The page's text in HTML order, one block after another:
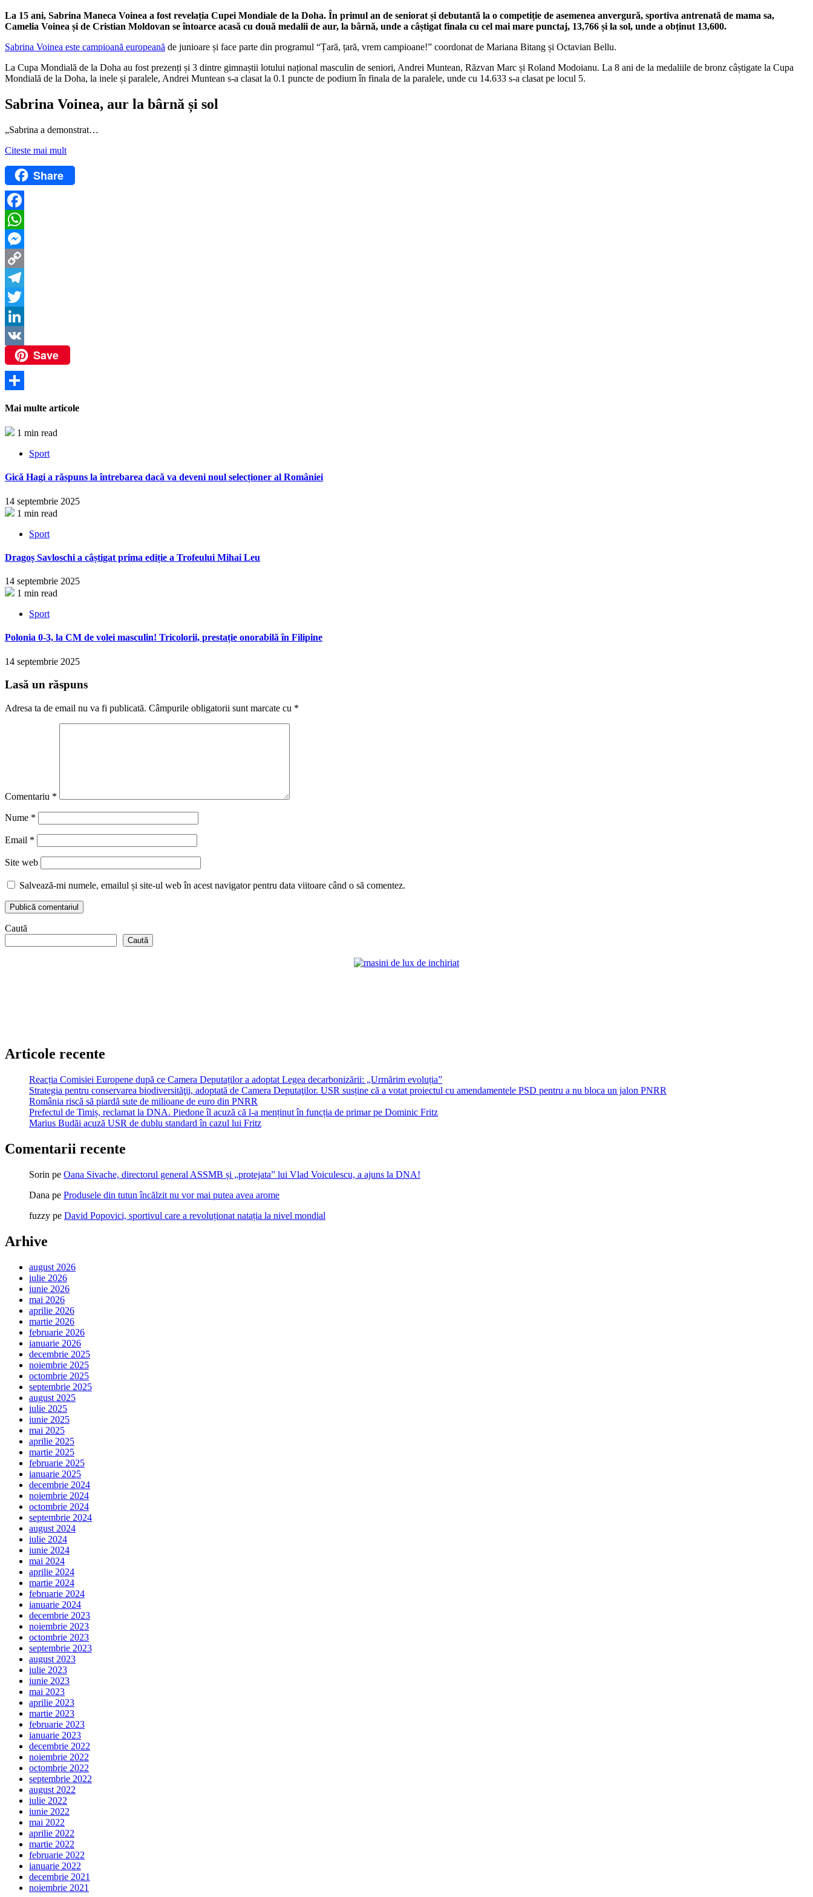
La 15 ani, Sabrina Maneca Voinea a fost revelația Cupei Mondiale de la Doha. În primul an de seniorat și debutantă la o competiție de asemenea anvergură, sportiva antrenată de mama sa,
Camelia Voinea și de Cristian Moldovan se întoarce acasă cu două medalii de aur, la bârnă, unde a câștigat finala cu cel mai mare punctaj, 13,766 și la sol, unde a obținut 13,600.
Sabrina Voinea este campioană europeană de junioare și face parte din programul “Țară, țară, vrem campioane!” coordonat de Mariana Bitang și Octavian Bellu.
La Cupa Mondială de la Doha au fost prezenți și 3 dintre gimnaștii lotului național masculin de seniori, Andrei Muntean, Răzvan Marc și Roland Modoianu. La 8 ani de la medaliile de bronz câștigate la Cupa
Mondială de la Doha, la inele și paralele, Andrei Muntean s-a clasat la 0.1 puncte de podium în finala de la paralele, unde cu 14.633 s-a clasat pe locul 5.
Sabrina Voinea, aur la bârnă și sol
„Sabrina a demonstrat…
Citeste mai mult
Share
Facebook
WhatsApp
Messenger
Copy
Link
Telegram
Twitter
LinkedIn
VK
Save
Mai multe articole
1 min read
Sport
Gică Hagi a răspuns la întrebarea dacă va deveni noul selecționer al României
14 septembrie 2025
1 min read
Sport
Dragoș Savloschi a câștigat prima ediție a Trofeului Mihai Leu
14 septembrie 2025
1 min read
Sport
Polonia 0-3, la CM de volei masculin! Tricolorii, prestație onorabilă în Filipine
14 septembrie 2025
Lasă un răspuns
Adresa ta de email nu va fi publicată. Câmpurile obligatorii sunt marcate cu *
Comentariu *
Nume *
Email *
Site web
Salvează-mi numele, emailul și site-ul web în acest navigator pentru data viitoare când o să comentez.
Caută
Caută
Articole recente
Reacția Comisiei Europene după ce Camera Deputaților a adoptat Legea decarbonizării: „Urmărim evoluția”
Strategia pentru conservarea biodiversităţii, adoptată de Camera Deputaţilor. USR susține că a votat proiectul cu amendamentele PSD pentru a nu bloca un jalon PNRR
România riscă să piardă sute de milioane de euro din PNRR
Prefectul de Timiș, reclamat la DNA. Piedone îl acuză că l-a menținut în funcția de primar pe Dominic Fritz
Marius Budăi acuză USR de dublu standard în cazul lui Fritz
Comentarii recente
Sorin pe Oana Sivache, directorul general ASSMB și „protejata” lui Vlad Voiculescu, a ajuns la DNA!
Dana pe Produsele din tutun încălzit nu vor mai putea avea arome
fuzzy pe David Popovici, sportivul care a revoluționat natația la nivel mondial
Arhive
august 2026
iulie 2026
iunie 2026
mai 2026
aprilie 2026
martie 2026
februarie 2026
ianuarie 2026
decembrie 2025
noiembrie 2025
octombrie 2025
septembrie 2025
august 2025
iulie 2025
iunie 2025
mai 2025
aprilie 2025
martie 2025
februarie 2025
ianuarie 2025
decembrie 2024
noiembrie 2024
octombrie 2024
septembrie 2024
august 2024
iulie 2024
iunie 2024
mai 2024
aprilie 2024
martie 2024
februarie 2024
ianuarie 2024
decembrie 2023
noiembrie 2023
octombrie 2023
septembrie 2023
august 2023
iulie 2023
iunie 2023
mai 2023
aprilie 2023
martie 2023
februarie 2023
ianuarie 2023
decembrie 2022
noiembrie 2022
octombrie 2022
septembrie 2022
august 2022
iulie 2022
iunie 2022
mai 2022
aprilie 2022
martie 2022
februarie 2022
ianuarie 2022
decembrie 2021
noiembrie 2021